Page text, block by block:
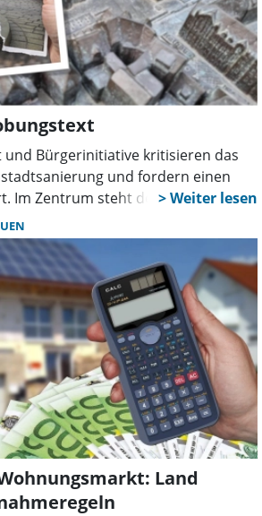
und Bürgerinitiative kritisieren das
und fordern einen
Im Zentrum steht der
bei dem beide
sehen. Die Stadt betont
und Anmerkungen
seien.
Land